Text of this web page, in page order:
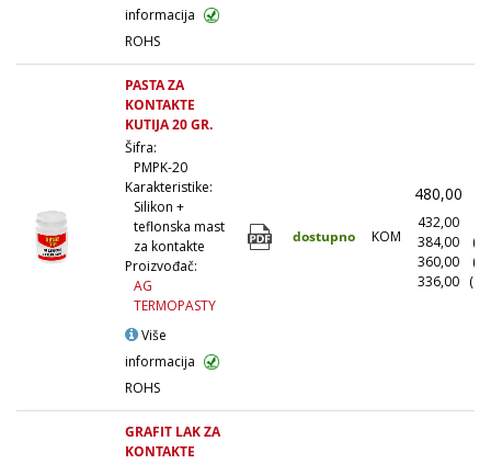
informacija
ROHS
PASTA ZA
KONTAKTE
KUTIJA 20 GR.
Šifra:
PMPK-20
Karakteristike:
Silikon +
teflonska mast
za kontakte
Proizvođač:
AG
TERMOPASTY
Više
informacija
ROHS
dostupno KOM
480,00
432,00
384,00
360,00
336,00
GRAFIT LAK ZA
KONTAKTE